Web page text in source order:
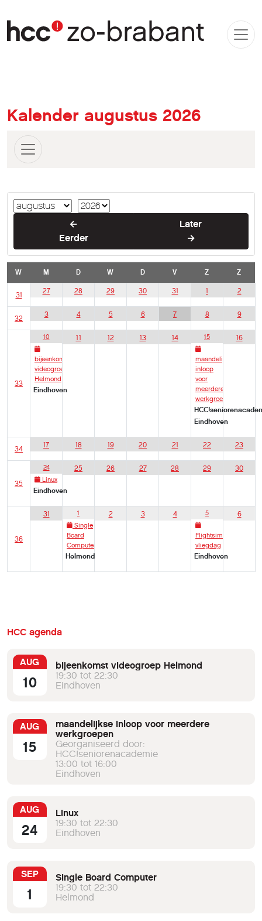
Kalender augustus 2026
←
Eerder
Later
→
W M D W D V Z Z
31 27 28 29 30 31 1 2
32 3 4 5 6 7 8 9
33
10
bijeenkomst
videogroep
Helmond
Eindhoven
11 12 13 14 15
maandelijkse
inloop
voor
meerdere
werkgroepen
Eindhoven
16
34 17 18 19 20 21 22 23
35
24
Linux
Eindhoven
25 26 27 28 29 30
36
31
1
Single
Board
Computer
Helmond
2 3 4 5
Flightsim
vliegdag
Eindhoven
6
HCC agenda
AUG
10
bijeenkomst videogroep Helmond
19:30 tot 22:30
Eindhoven
AUG
15
maandelijkse inloop voor meerdere
werkgroepen
Georganiseerd door:
HCC!seniorenacademie
13:00 tot 16:00
Eindhoven
AUG
24
Linux
19:30 tot 22:30
Eindhoven
SEP
1
Single Board Computer
19:30 tot 22:30
Helmond